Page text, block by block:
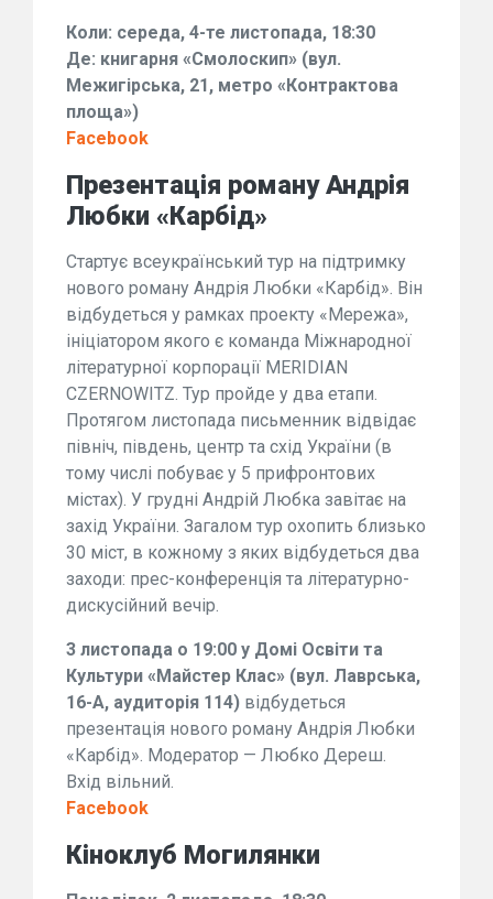
Коли: середа, 4-те листопада, 18:30
Де: книгарня «Смолоскип» (вул.
Межигірська, 21, метро «Контрактова
площа»)
Facebook
Презентація роману Андрія
Любки «Карбід»
Стартує всеукраїнський тур на підтримку
нового роману Андрія Любки «Карбід». Він
відбудеться у рамках проекту «Мережа»,
ініціатором якого є команда Міжнародної
літературної корпорації MERIDIAN
CZERNOWITZ. Тур пройде у два етапи.
Протягом листопада письменник відвідає
північ, південь, центр та схід України (в
тому числі побуває у 5 прифронтових
містах). У грудні Андрій Любка завітає на
захід України. Загалом тур охопить близько
30 міст, в кожному з яких відбудеться два
заходи: прес-конференція та літературно-
дискусійний вечір.
3 листопада о 19:00 у Домі Освіти та
Культури «Майстер Клас» (вул. Лаврська,
16-А, аудиторія 114) відбудеться
презентація нового роману Андрія Любки
«Карбід». Модератор — Любко Дереш.
Вхід вільний.
Facebook
Кіноклуб Могилянки